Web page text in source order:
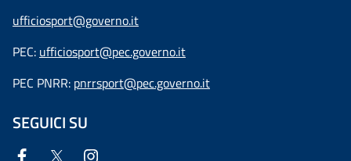
ufficiosport@governo.it
PEC: ufficiosport@pec.governo.it
PEC PNRR: pnrrsport@pec.governo.it
SEGUICI SU